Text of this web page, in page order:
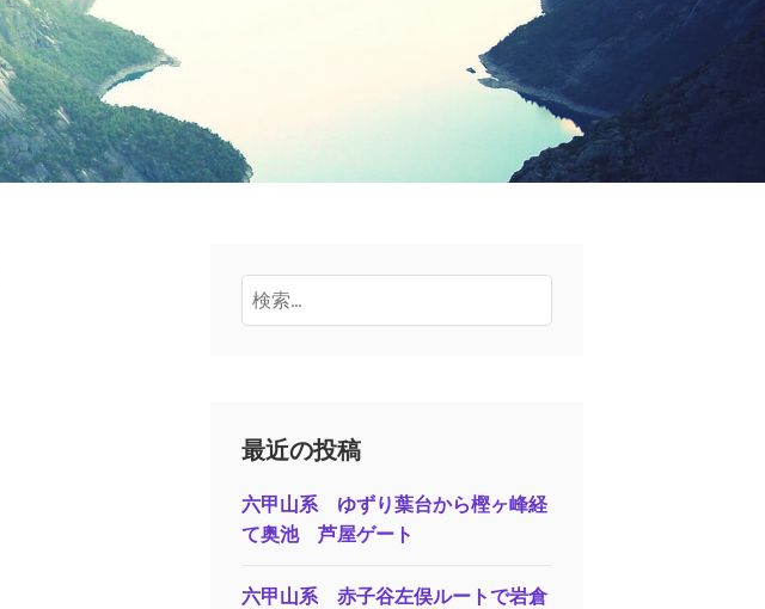
検
索:
最近の投稿
六甲山系 ゆずり葉台から樫ヶ峰経
て奥池 芦屋ゲート
六甲山系 赤子谷左俣ルートで岩倉